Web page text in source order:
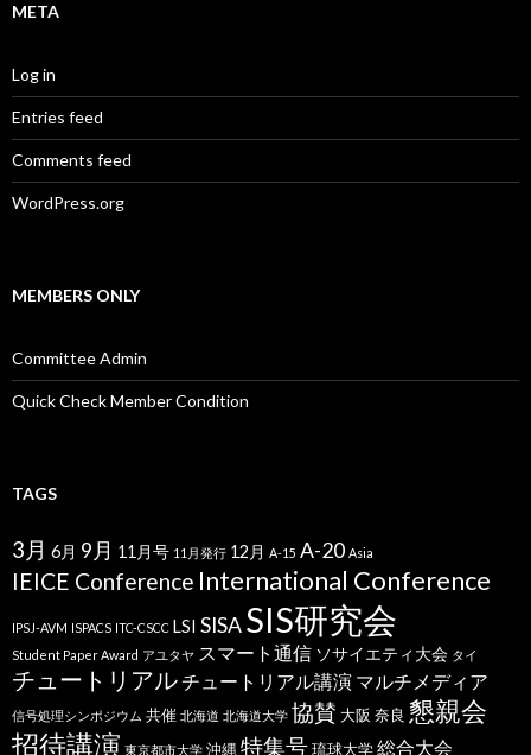
META
Log in
Entries feed
Comments feed
WordPress.org
MEMBERS ONLY
Committee Admin
Quick Check Member Condition
TAGS
3月 6月 9月 11月号 11月発行 12月 A-15 A-20 Asia
IEICE Conference International Conference
IPSJ-AVM ISPACS ITC-CSCC LSI SISASIS研究会
Student Paper Award アユタヤ スマート通信 ソサイエティ大会 タイ
チュートリアルチュートリアル講演 マルチメディア
信号処理シンポジウム 共催 北海道 北海道大学 協賛 大阪 奈良 懇親会
招待講演 東京都市大学 沖縄 特集号琉球大学総合大会